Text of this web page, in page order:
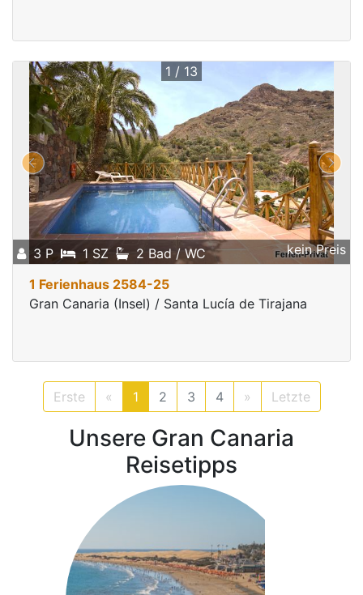
3 P 1 SZ 2 Bad / WC kein Preis
1 / 13
1 Ferienhaus 2584-25
Gran Canaria (Insel) / Santa Lucía de Tirajana
Erste « 1 2 3 4 » Letzte
Unsere Gran Canaria
Reisetipps